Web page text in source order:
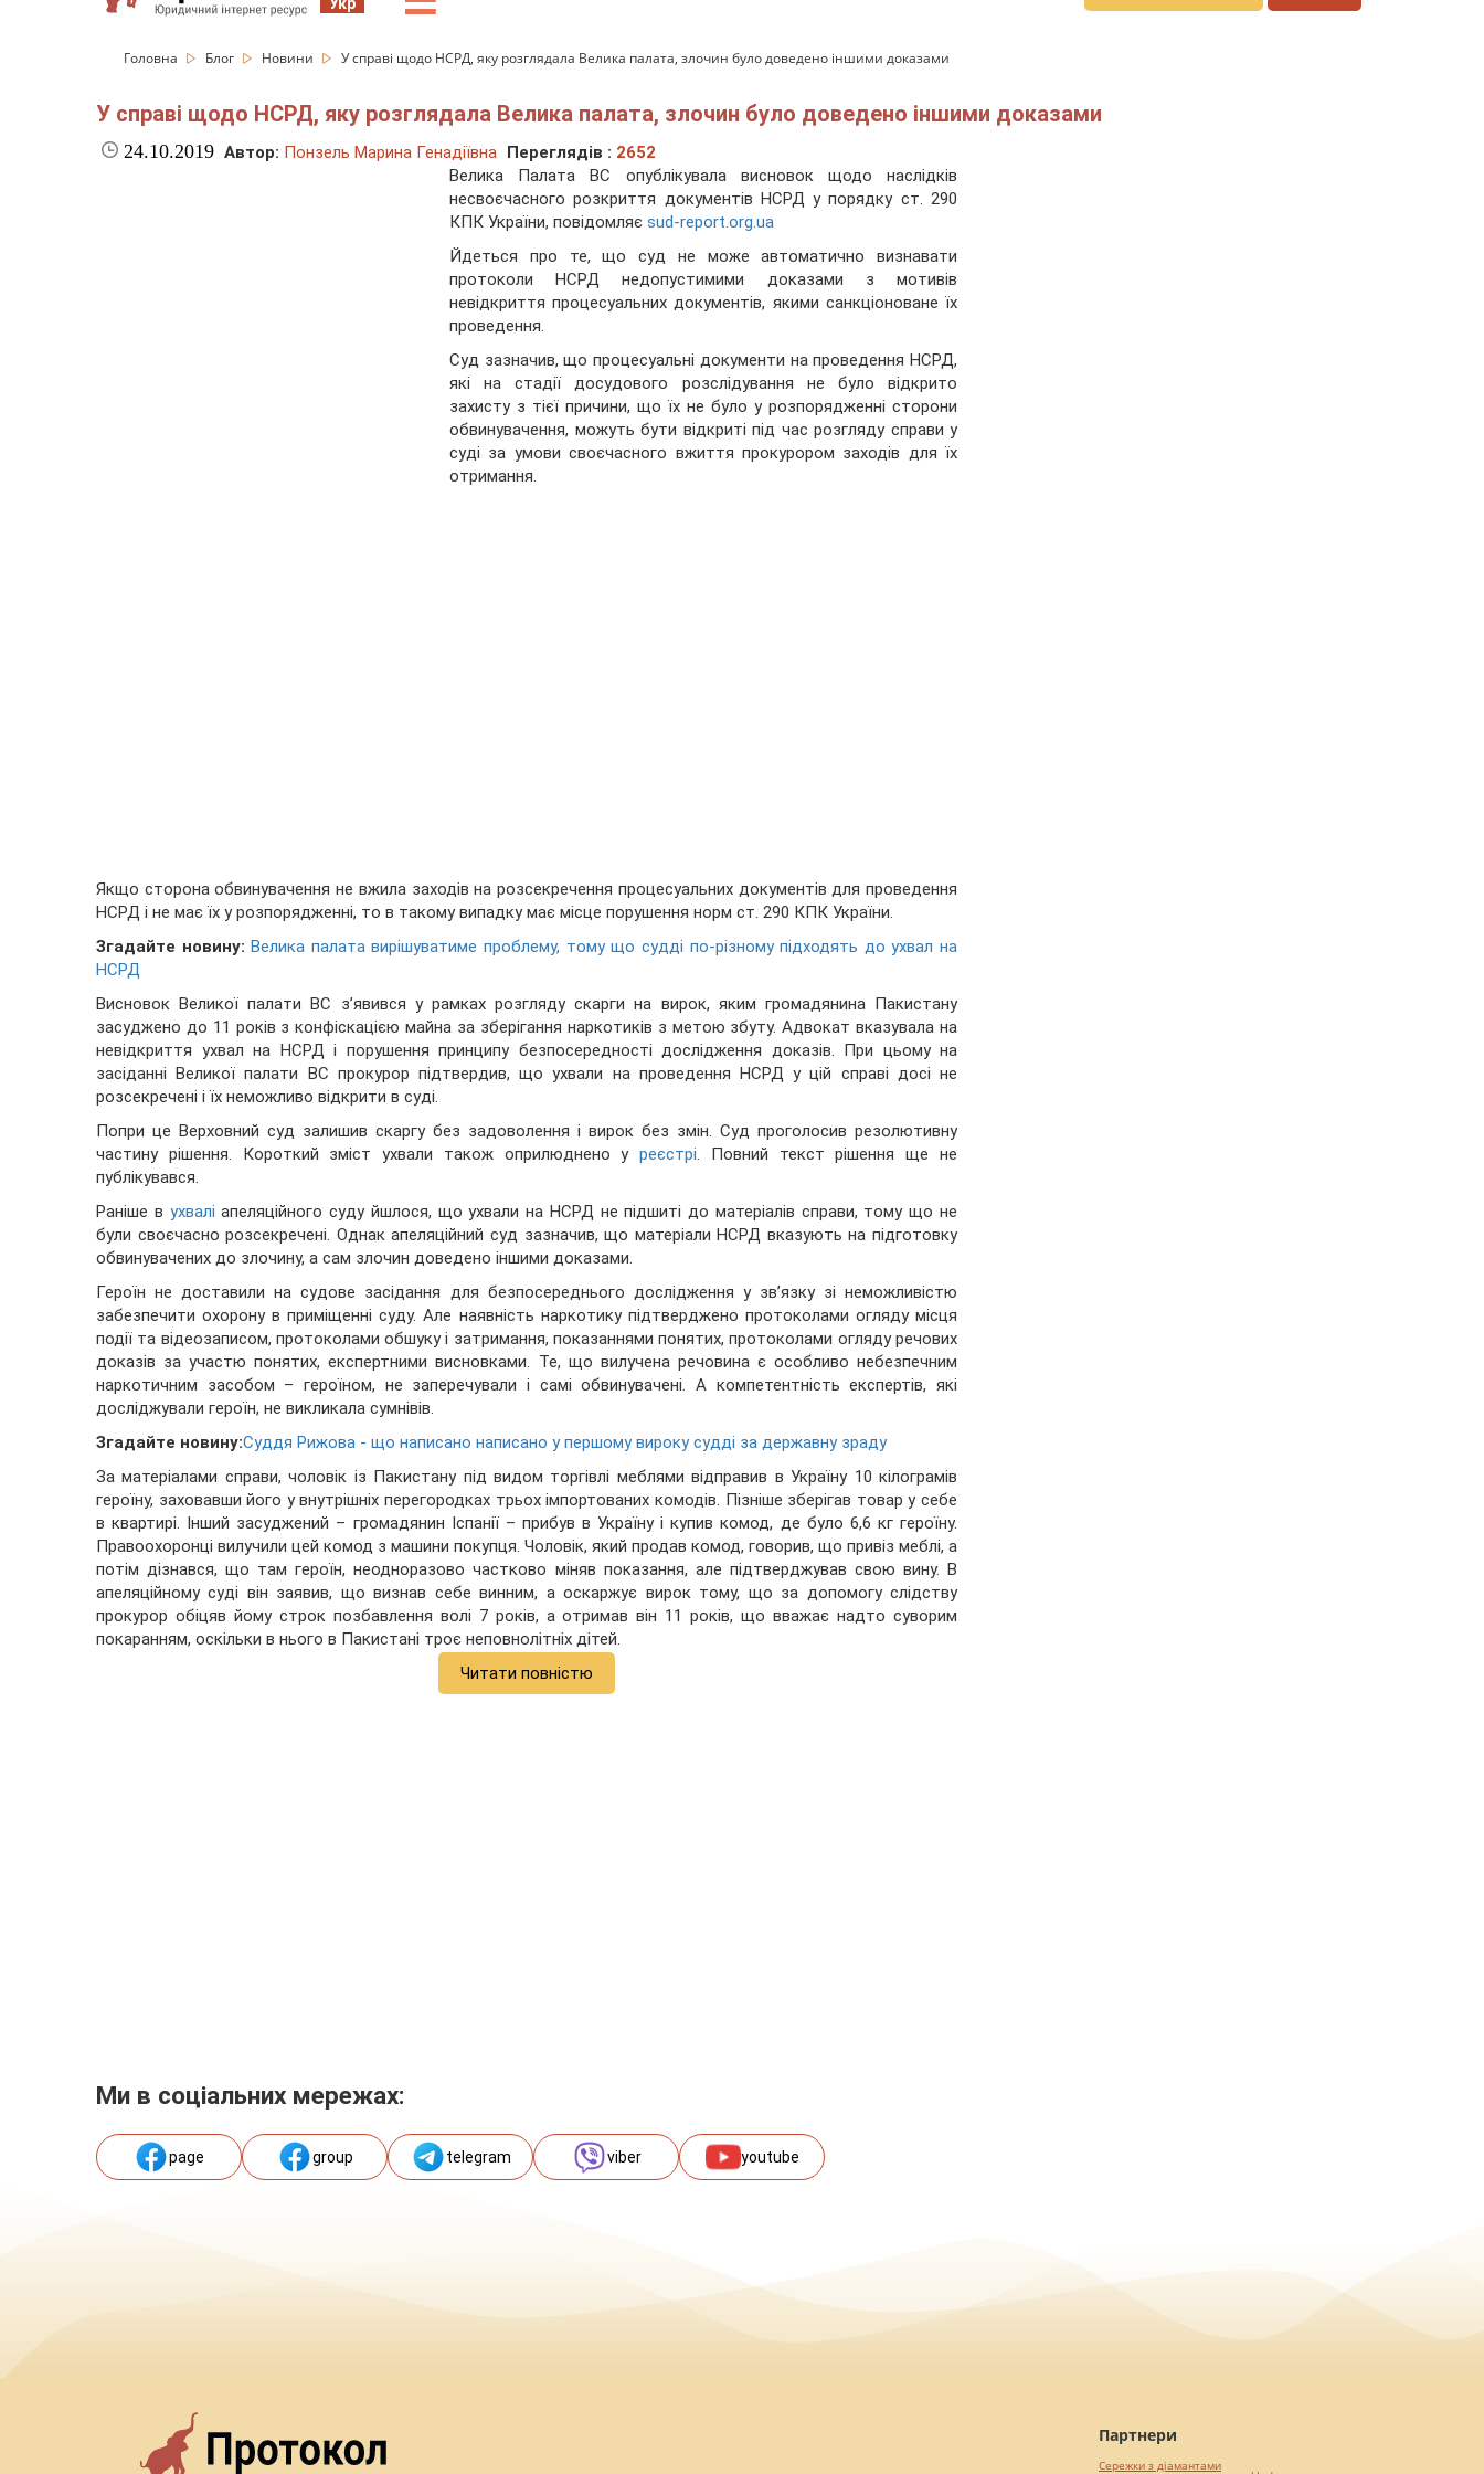
Головна Блог Новини У справі щодо НСРД, яку розглядала Велика палата, злочин було доведено іншими доказами
У справі щодо НСРД, яку розглядала Велика палата, злочин було доведено іншими доказами
24.10.2019 Автор: Понзель Марина Генадіївна Переглядів : 2652
Велика Палата ВС опублікувала висновок щодо наслідків
несвоєчасного розкриття документів НСРД у порядку ст. 290
КПК України, повідомляє sud-report.org.ua
Йдеться про те, що суд не може автоматично визнавати
протоколи НСРД недопустимими доказами з мотивів
невідкриття процесуальних документів, якими санкціоноване їх
проведення.
Суд зазначив, що процесуальні документи на проведення НСРД,
які на стадії досудового розслідування не було відкрито
захисту з тієї причини, що їх не було у розпорядженні сторони
обвинувачення, можуть бути відкриті під час розгляду справи у
суді за умови своєчасного вжиття прокурором заходів для їх
отримання.
Якщо сторона обвинувачення не вжила заходів на розсекречення процесуальних документів для проведення
НСРД і не має їх у розпорядженні, то в такому випадку має місце порушення норм ст. 290 КПК України.
Згадайте новину: Велика палата вирішуватиме проблему, тому що судді по-різному підходять до ухвал на
НСРД
Висновок Великої палати ВС з’явився у рамках розгляду скарги на вирок, яким громадянина Пакистану
засуджено до 11 років з конфіскацією майна за зберігання наркотиків з метою збуту. Адвокат вказувала на
невідкриття ухвал на НСРД і порушення принципу безпосередності дослідження доказів. При цьому на
засіданні Великої палати ВС прокурор підтвердив, що ухвали на проведення НСРД у цій справі досі не
розсекречені і їх неможливо відкрити в суді.
Попри це Верховний суд залишив скаргу без задоволення і вирок без змін. Суд проголосив резолютивну
частину рішення. Короткий зміст ухвали також оприлюднено уреєстрі. Повний текст рішення ще не
публікувався.
Раніше в ухвалі апеляційного суду йшлося, що ухвали на НСРД не підшиті до матеріалів справи, тому що не
були своєчасно розсекречені. Однак апеляційний суд зазначив, що матеріали НСРД вказують на підготовку
обвинувачених до злочину, а сам злочин доведено іншими доказами.
Героїн не доставили на судове засідання для безпосереднього дослідження у зв’язку зі неможливістю
забезпечити охорону в приміщенні суду. Але наявність наркотику підтверджено протоколами огляду місця
події та відеозаписом, протоколами обшуку і затримання, показаннями понятих, протоколами огляду речових
доказів за участю понятих, експертними висновками. Те, що вилучена речовина є особливо небезпечним
наркотичним засобом – героїном, не заперечували і самі обвинувачені. А компетентність експертів, які
досліджували героїн, не викликала сумнівів.
Згадайте новину:Суддя Рижова - що написано написано у першому вироку судді за державну зраду
За матеріалами справи, чоловік із Пакистану під видом торгівлі меблями відправив в Україну 10 кілограмів
героїну, заховавши його у внутрішніх перегородках трьох імпортованих комодів. Пізніше зберігав товар у себе
в квартирі. Інший засуджений – громадянин Іспанії – прибув в Україну і купив комод, де було 6,6 кг героїну.
Правоохоронці вилучили цей комод з машини покупця. Чоловік, який продав комод, говорив, що привіз меблі, а
потім дізнався, що там героїн, неодноразово частково міняв показання, але підтверджував свою вину. В
апеляційному суді він заявив, що визнав себе винним, а оскаржує вирок тому, що за допомогу слідству
прокурор обіцяв йому строк позбавлення волі 7 років, а отримав він 11 років, що вважає надто суворим
покаранням, оскільки в нього в Пакистані троє неповнолітніх дітей.
Читати повністю
Ми в соціальних мережах:
page group telegram viber youtube
Партнери
Сережки з діамантами